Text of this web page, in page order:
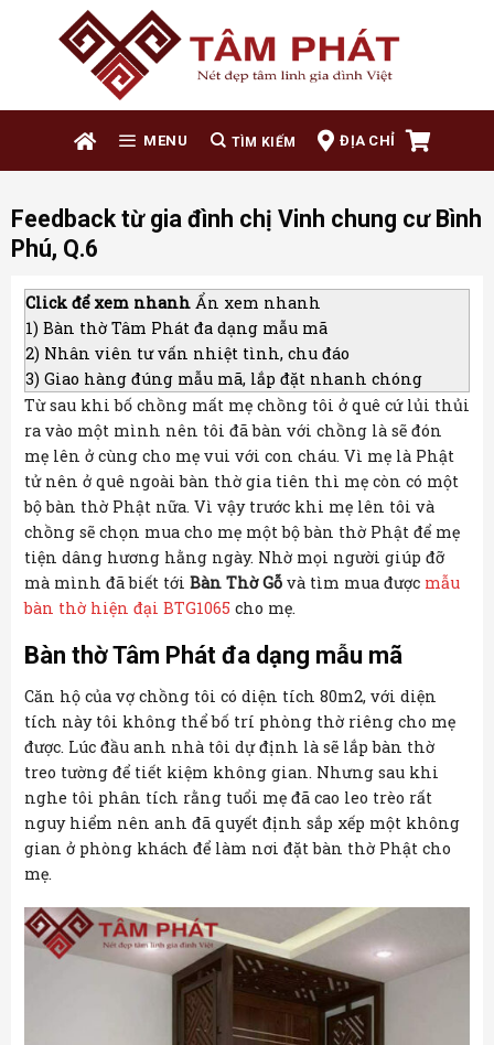
MENU ĐỊA CHỈ
Feedback từ gia đình chị Vinh chung cư Bình
Phú, Q.6
Click để xem nhanh Ẩn xem nhanh
1) Bàn thờ Tâm Phát đa dạng mẫu mã
2) Nhân viên tư vấn nhiệt tình, chu đáo
3) Giao hàng đúng mẫu mã, lắp đặt nhanh chóng
Từ sau khi bố chồng mất mẹ chồng tôi ở quê cứ lủi thủi
ra vào một mình nên tôi đã bàn với chồng là sẽ đón
mẹ lên ở cùng cho mẹ vui với con cháu. Vì mẹ là Phật
tử nên ở quê ngoài bàn thờ gia tiên thì mẹ còn có một
bộ bàn thờ Phật nữa. Vì vậy trước khi mẹ lên tôi và
chồng sẽ chọn mua cho mẹ một bộ bàn thờ Phật để mẹ
tiện dâng hương hằng ngày. Nhờ mọi người giúp đỡ
mà mình đã biết tới Bàn Thờ Gỗ và tìm mua được mẫu
bàn thờ hiện đại BTG1065 cho mẹ.
Bàn thờ Tâm Phát đa dạng mẫu mã
Căn hộ của vợ chồng tôi có diện tích 80m2, với diện
tích này tôi không thể bố trí phòng thờ riêng cho mẹ
được. Lúc đầu anh nhà tôi dự định là sẽ lắp bàn thờ
treo tường để tiết kiệm không gian. Nhưng sau khi
nghe tôi phân tích rằng tuổi mẹ đã cao leo trèo rất
nguy hiểm nên anh đã quyết định sắp xếp một không
gian ở phòng khách để làm nơi đặt bàn thờ Phật cho
mẹ.